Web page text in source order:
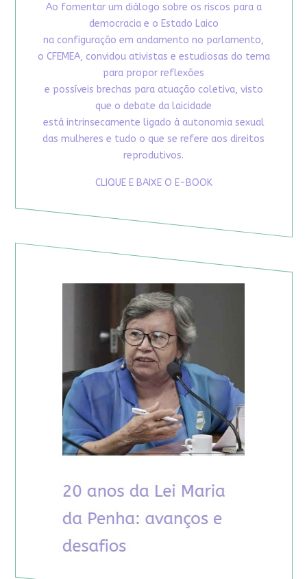
Ao fomentar um diálogo sobre os riscos para a
democracia e o Estado Laico
na configuração em andamento no parlamento,
o CFEMEA, convidou ativistas e estudiosas do tema
para propor reflexões
e possíveis brechas para atuação coletiva, visto
que o debate da laicidade
está intrinsecamente ligado à autonomia sexual
das mulheres e tudo o que se refere aos direitos
reprodutivos.
CLIQUE E BAIXE O E-BOOK